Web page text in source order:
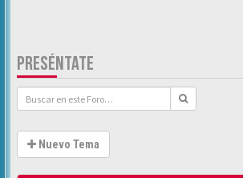
PRESÉNTATE
Nuevo Tema